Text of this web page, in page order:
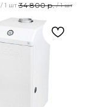
/ 1 шт 34 800 р. / 1 шт